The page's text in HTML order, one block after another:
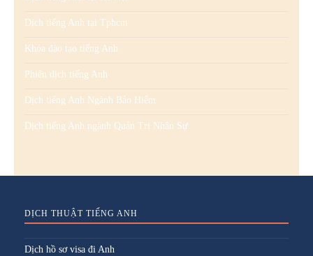
Dịch tiếng Anh tại Tphcm
Khóa đào tạo tiếng Anh
Phiên dịch tiếng Anh
Dịch tiếng Anh Ngành Bảo Hiểm
Dịch tiếng Anh ngành Quản Trị Nhân Sự
DỊCH THUẬT TIẾNG ANH
Dịch hồ sơ visa đi Anh